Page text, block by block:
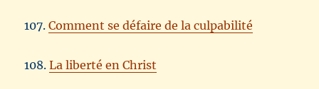
107.Comment se défaire de la culpabilité
108.La liberté en Christ